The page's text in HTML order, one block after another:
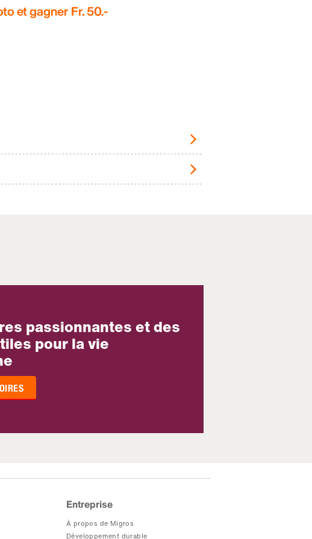
et gagner Fr. 50.-
passionnantes et des
pour la vie
Entreprise
À propos de Migros
Développement durable